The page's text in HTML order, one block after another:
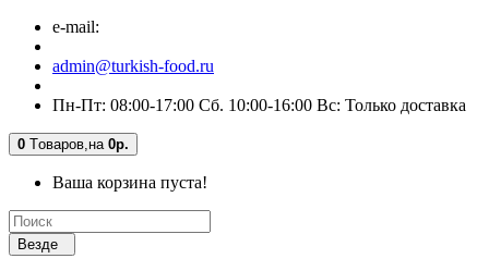
e-mail:
admin@turkish-food.ru
Пн-Пт: 08:00-17:00 Сб. 10:00-16:00 Вс: Только доставка
0 Tоваров, на 0р.
Ваша корзина пуста!
Везде